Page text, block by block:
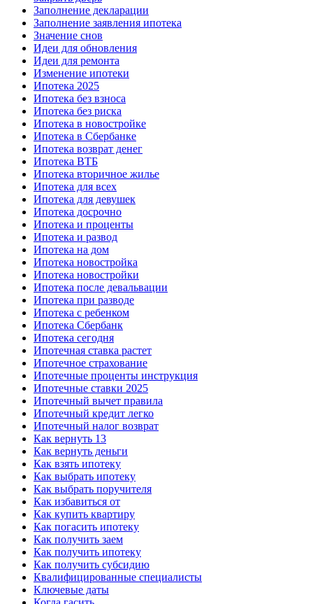
Заполнение декларации
Заполнение заявления ипотека
Значение снов
Идеи для обновления
Идеи для ремонта
Изменение ипотеки
Ипотека 2025
Ипотека без взноса
Ипотека без риска
Ипотека в новостройке
Ипотека в Сбербанке
Ипотека возврат денег
Ипотека ВТБ
Ипотека вторичное жилье
Ипотека для всех
Ипотека для девушек
Ипотека досрочно
Ипотека и проценты
Ипотека и развод
Ипотека на дом
Ипотека новостройка
Ипотека новостройки
Ипотека после девальвации
Ипотека при разводе
Ипотека с ребенком
Ипотека Сбербанк
Ипотека сегодня
Ипотечная ставка растет
Ипотечное страхование
Ипотечные проценты инструкция
Ипотечные ставки 2025
Ипотечный вычет правила
Ипотечный кредит легко
Ипотечный налог возврат
Как вернуть 13
Как вернуть деньги
Как взять ипотеку
Как выбрать ипотеку
Как выбрать поручителя
Как избавиться от
Как купить квартиру
Как погасить ипотеку
Как получить заем
Как получить ипотеку
Как получить субсидию
Квалифицированные специалисты
Ключевые даты